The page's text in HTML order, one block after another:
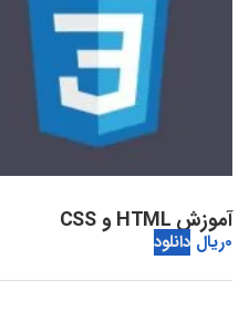
آموزش HTML و CSS
0ریال دانلود